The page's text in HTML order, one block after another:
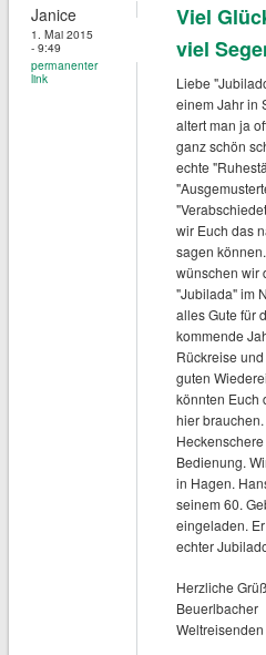
Janice
1. Mai 2015
- 9:49
permanenter
link
Viel
viel
Liebe
einem Jahr in
altert man ja
ganz schön
echte
wir Euch das
sagen
wünschen wir
"Jubilada" im
alles Gute für
kommende
Rückreise
guten
könnten Euch
hier
Bedienung.
in Hagen.
seinem 60.
eingeladen.
echter
Herzliche
Beuerlbacher
Weltreisenden